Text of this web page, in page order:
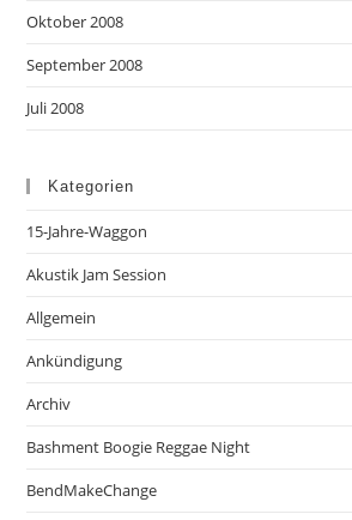
Oktober 2008
September 2008
Juli 2008
Kategorien
15-Jahre-Waggon
Akustik Jam Session
Allgemein
Ankündigung
Archiv
Bashment Boogie Reggae Night
BendMakeChange